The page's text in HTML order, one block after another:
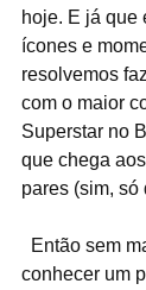
hoje. E já que
ícones e
resolvemos
com o maior
Superstar no
que chega
pares (sim, só
conhecer um